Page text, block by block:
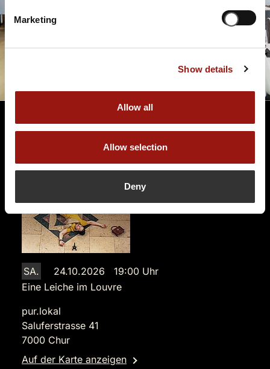
Marketing
Show details
Allow all
Allow selection
Deny
Terminüberblick
SA.
24.10.2026 19:00 Uhr
Eine Leiche im Louvre
pur.lokal
Saluferstrasse 41
7000 Chur
Auf der Karte anzeigen